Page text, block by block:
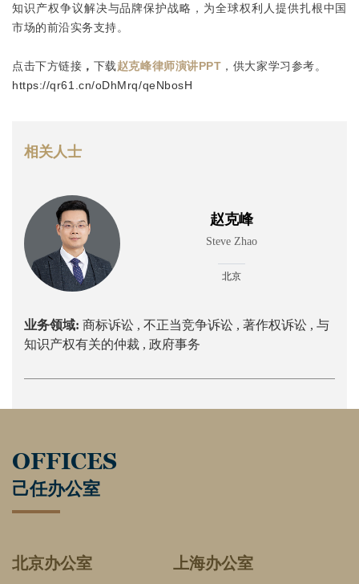
知识产权争议解决与品牌保护战略，为全球权利人提供扎根中国
市场的前沿实务支持。
点击下方链接 ， 下载赵克峰律师演讲PPT ，供大家学习参考。
https://qr61.cn/oDhMrq/qeNbosH
相关人士
赵克峰
Steve Zhao
北京
业务领域: 商标诉讼 , 不正当竞争诉讼 , 著作权诉讼 , 与
知识产权有关的仲裁 , 政府事务
OFFICES
己任办公室
北京办公室 上海办公室